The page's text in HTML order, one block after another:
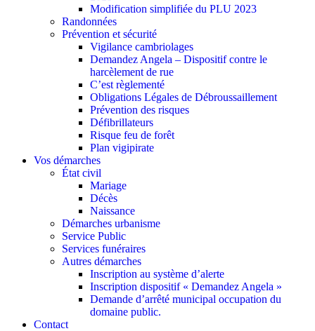
Modification simplifiée du PLU 2023
Randonnées
Prévention et sécurité
Vigilance cambriolages
Demandez Angela – Dispositif contre le
harcèlement de rue
C’est règlementé
Obligations Légales de Débroussaillement
Prévention des risques
Défibrillateurs
Risque feu de forêt
Plan vigipirate
Vos démarches
État civil
Mariage
Décès
Naissance
Démarches urbanisme
Service Public
Services funéraires
Autres démarches
Inscription au système d’alerte
Inscription dispositif « Demandez Angela »
Demande d’arrêté municipal occupation du
domaine public.
Contact